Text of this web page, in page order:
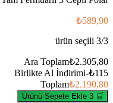
₺589,90
3/3
Ara Toplam₺2.305,80
Birlikte Al İndirimi-₺115
Toplam₺2.190,80
🛒 3 Ürünü Sepete Ekle